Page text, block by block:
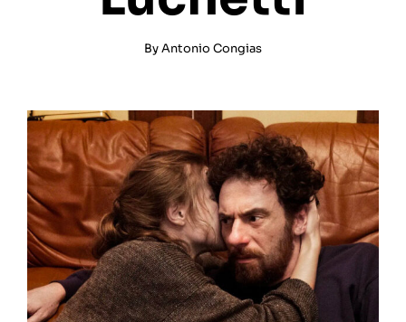
ByAntonio Congias